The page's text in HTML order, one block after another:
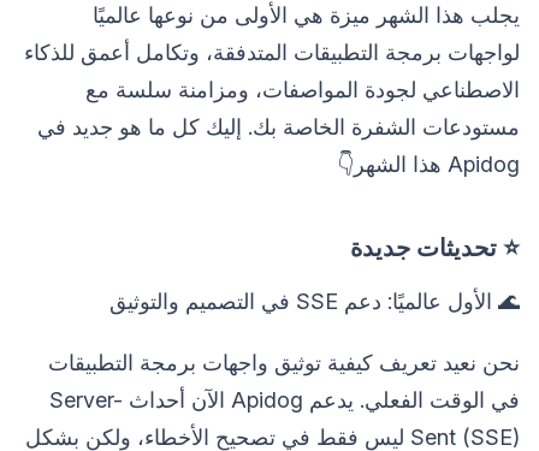
يجلب هذا الشهر ميزة هي الأولى من نوعها عالميًا
لواجهات برمجة التطبيقات المتدفقة، وتكامل أعمق للذكاء
الاصطناعي لجودة المواصفات، ومزامنة سلسة مع
مستودعات الشفرة الخاصة بك. إليك كل ما هو جديد في
Apidog هذا الشهر👇
⭐ تحديثات جديدة
🌊 الأول عالميًا: دعم SSE في التصميم والتوثيق
نحن نعيد تعريف كيفية توثيق واجهات برمجة التطبيقات
في الوقت الفعلي. يدعم Apidog الآن أحداث Server-
Sent (SSE) ليس فقط في تصحيح الأخطاء، ولكن بشكل